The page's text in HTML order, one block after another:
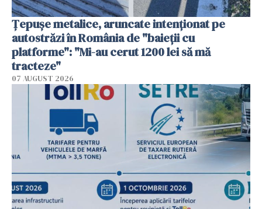
Țepușe metalice, aruncate intenționat pe
autostrăzi în România de "baieții cu
platforme": "Mi-au cerut 1200 lei să mă
tracteze"
07 AUGUST 2026